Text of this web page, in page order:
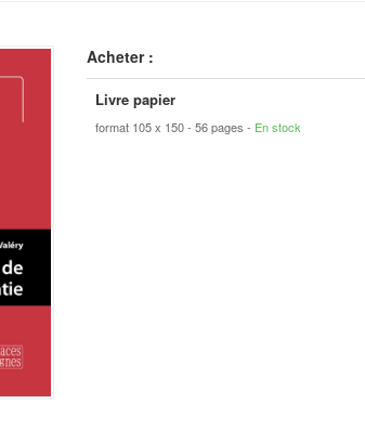
Acheter :
Livre papier
format 105 x 150 56 pages En stock